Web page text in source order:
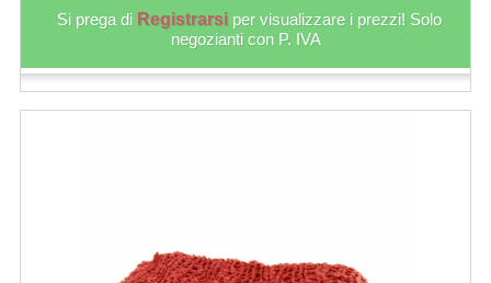
Si prega di Registrarsi per visualizzare i prezzi! Solo
negozianti con P. IVA